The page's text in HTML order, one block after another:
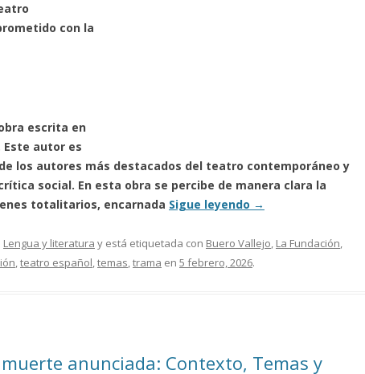
con la
escrita en
Este autor es
los autores más destacados del teatro contemporáneo y
social. En esta obra se percibe de manera clara la
totalitarios, encarnada Sigue leyendo →
Lengua y literatura y está etiquetada con Buero Vallejo, La Fundación,
,teatro español,temas,trama en 5 febrero, 2026.
anunciada: Contexto, Temas y